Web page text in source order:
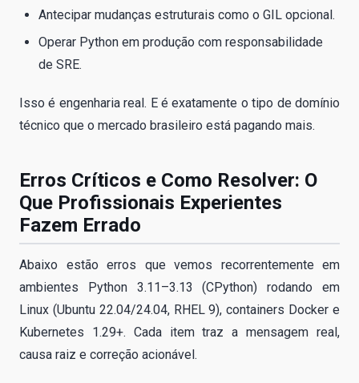
Antecipar mudanças estruturais como o GIL opcional.
Operar Python em produção com responsabilidade
de SRE.
Isso é engenharia real. E é exatamente o tipo de domínio
técnico que o mercado brasileiro está pagando mais.
Erros Críticos e Como Resolver: O
Que Profissionais Experientes
Fazem Errado
Abaixo estão erros que vemos recorrente­mente em
ambientes Python 3.11–3.13 (CPython) rodando em
Linux (Ubuntu 22.04/24.04, RHEL 9), containers Docker e
Kubernetes 1.29+. Cada item traz a mensagem real,
causa raiz e correção acionável.